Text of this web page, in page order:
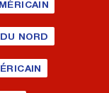
NORD